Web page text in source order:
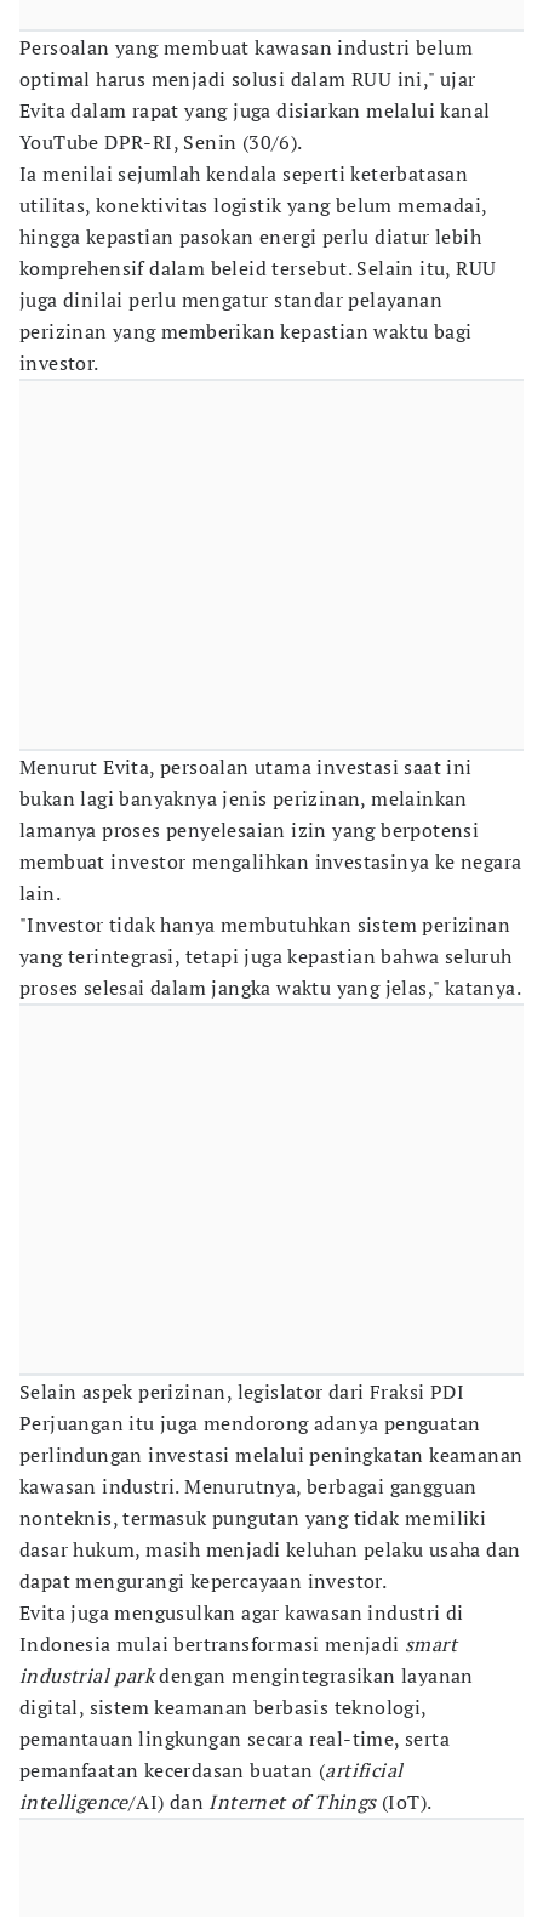
Persoalan yang membuat kawasan industri belum
optimal harus menjadi solusi dalam RUU ini," ujar
Evita dalam rapat yang juga disiarkan melalui kanal
YouTube DPR-RI, Senin (30/6).
Ia menilai sejumlah kendala seperti keterbatasan
utilitas, konektivitas logistik yang belum memadai,
hingga kepastian pasokan energi perlu diatur lebih
komprehensif dalam beleid tersebut. Selain itu, RUU
juga dinilai perlu mengatur standar pelayanan
perizinan yang memberikan kepastian waktu bagi
investor.
Menurut Evita, persoalan utama investasi saat ini
bukan lagi banyaknya jenis perizinan, melainkan
lamanya proses penyelesaian izin yang berpotensi
membuat investor mengalihkan investasinya ke negara
lain.
"Investor tidak hanya membutuhkan sistem perizinan
yang terintegrasi, tetapi juga kepastian bahwa seluruh
proses selesai dalam jangka waktu yang jelas," katanya.
Selain aspek perizinan, legislator dari Fraksi PDI
Perjuangan itu juga mendorong adanya penguatan
perlindungan investasi melalui peningkatan keamanan
kawasan industri. Menurutnya, berbagai gangguan
nonteknis, termasuk pungutan yang tidak memiliki
dasar hukum, masih menjadi keluhan pelaku usaha dan
dapat mengurangi kepercayaan investor.
Evita juga mengusulkan agar kawasan industri di
Indonesia mulai bertransformasi menjadi smart
industrial parkdengan mengintegrasikan layanan
digital, sistem keamanan berbasis teknologi,
pemantauan lingkungan secara real-time, serta
pemanfaatan kecerdasan buatan (artificial
intelligence/AI) dan Internet of Things(IoT).